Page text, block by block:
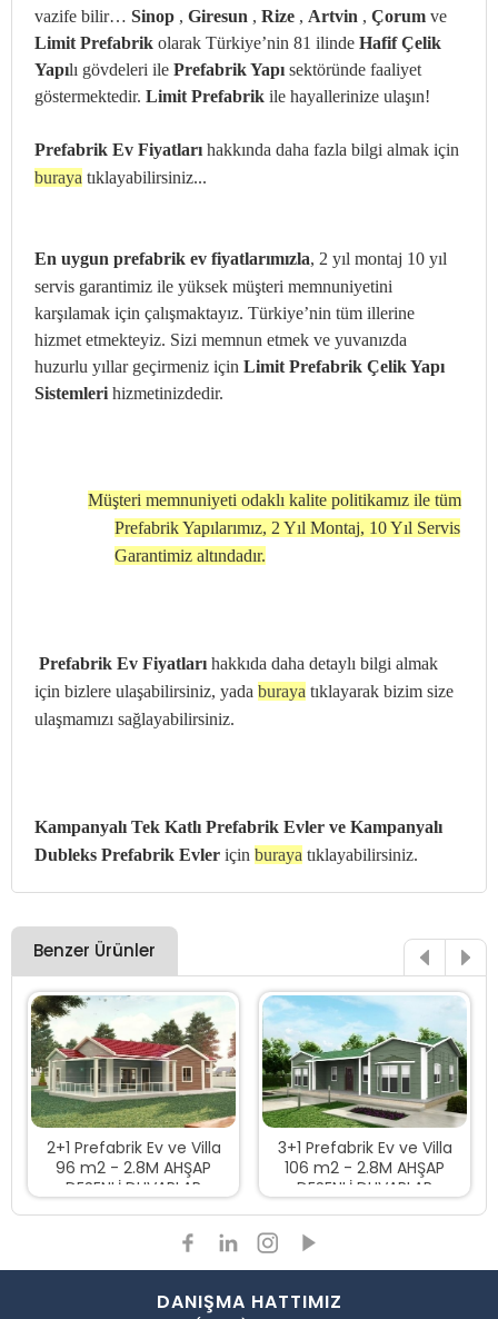
vazife bilir… Sinop , Giresun , Rize , Artvin , Çorum ve
Limit Prefabrik olarak Türkiye’nin 81 ilinde Hafif Çelik
Yapılı gövdeleri ile Prefabrik Yapı sektöründe faaliyet
göstermektedir. Limit Prefabrik ile hayallerinize ulaşın!
Prefabrik Ev Fiyatları hakkında daha fazla bilgi almak için
buraya tıklayabilirsiniz...
En uygun prefabrik ev fiyatlarımızla, 2 yıl montaj 10 yıl
servis garantimiz ile yüksek müşteri memnuniyetini
karşılamak için çalışmaktayız. Türkiye’nin tüm illerine
hizmet etmekteyiz. Sizi memnun etmek ve yuvanızda
huzurlu yıllar geçirmeniz için Limit Prefabrik Çelik Yapı
Sistemleri hizmetinizdedir.
Müşteri memnuniyeti odaklı kalite politikamız ile tüm
Prefabrik Yapılarımız, 2 Yıl Montaj, 10 Yıl Servis
Garantimiz altındadır.
Prefabrik Ev Fiyatları hakkıda daha detaylı bilgi almak
için bizlere ulaşabilirsiniz, yada buraya tıklayarak bizim size
ulaşmamızı sağlayabilirsiniz.
Kampanyalı Tek Katlı Prefabrik Evler ve Kampanyalı
Dubleks Prefabrik Evler için buraya tıklayabilirsiniz.
Benzer Ürünler
2+1 Prefabrik Ev ve Villa
96 m2 - 2.8M AHŞAP
DESENLİ DUVARLAR
3+1 Prefabrik Ev ve Villa
106 m2 - 2.8M AHŞAP
DESENLİ DUVARLAR
DANIŞMA HATTIMIZ